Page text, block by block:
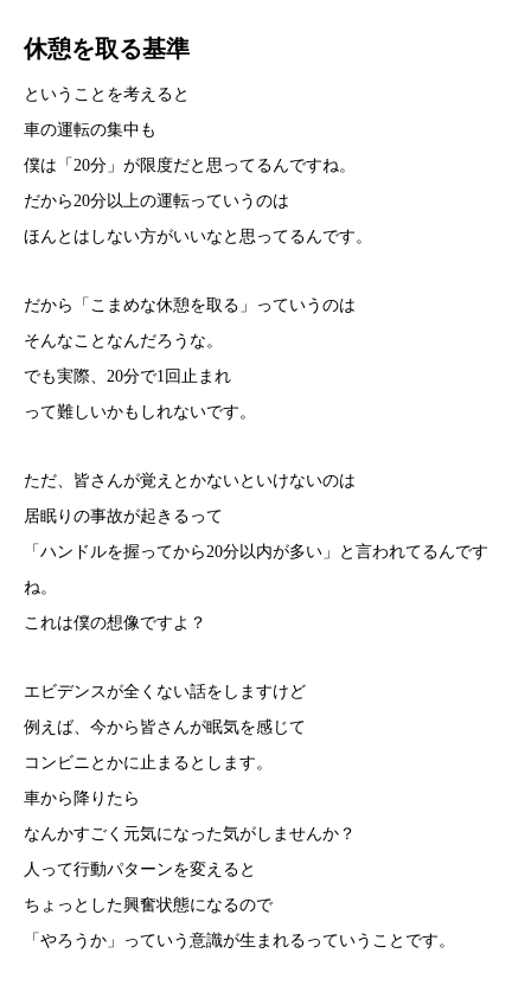
休憩を取る基準
ということを考えると
車の運転の集中も
僕は「20分」が限度だと思ってるんですね。
だから20分以上の運転っていうのは
ほんとはしない方がいいなと思ってるんです。
だから「こまめな休憩を取る」っていうのは
そんなことなんだろうな。
でも実際、20分で1回止まれ
って難しいかもしれないです。
ただ、皆さんが覚えとかないといけないのは
居眠りの事故が起きるって
「ハンドルを握ってから20分以内が多い」と言われてるんです
ね。
これは僕の想像ですよ？
エビデンスが全くない話をしますけど
例えば、今から皆さんが眠気を感じて
コンビニとかに止まるとします。
車から降りたら
なんかすごく元気になった気がしませんか？
人って行動パターンを変えると
ちょっとした興奮状態になるので
「やろうか」っていう意識が生まれるっていうことです。